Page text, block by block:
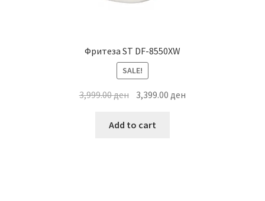
Фритеза ST DF-8550XW
SALE!
3,999.00ден Original
was:
3,399.00ден
Add to cart